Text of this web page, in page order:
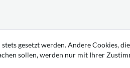
gesetzt werden. Andere Cookies,
sollen, werden nur mit Ihrer